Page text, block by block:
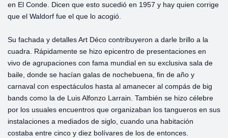
en El Conde. Dicen que esto sucedió en 1957 y hay quien corrige
que el Waldorf fue el que lo acogió.
Su fachada y detalles Art Déco contribuyeron a darle brillo a la
cuadra. Rápidamente se hizo epicentro de presentaciones en
vivo de agrupaciones con fama mundial en su exclusiva sala de
baile, donde se hacían galas de nochebuena, fin de año y
carnaval con espectáculos hasta al amanecer al compás de big
bands como la de Luis Alfonzo Larrain. También se hizo célebre
por los usuales encuentros que organizaban los tangueros en sus
instalaciones a mediados de siglo, cuando una habitación
costaba entre cinco y diez bolívares de los de entonces.